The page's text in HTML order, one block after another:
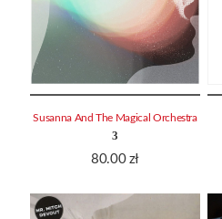
3
80.00 zł
Susanna And The Magical Orchestra